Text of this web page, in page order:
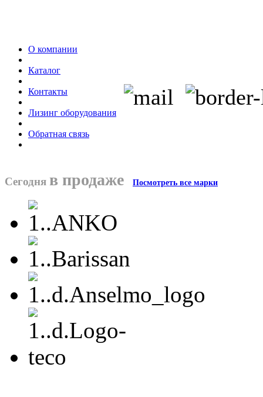
О компании
Каталог
Контакты
Лизинг оборудования
Обратная связь
Сегодня в продаже Посмотреть все марки